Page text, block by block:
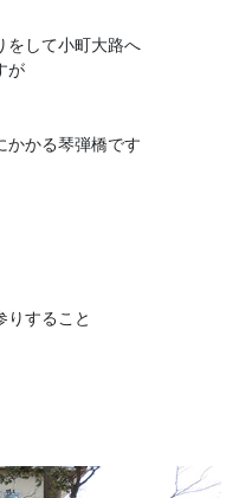
をして小町大路へ
が
かかる琴弾橋です
りすること